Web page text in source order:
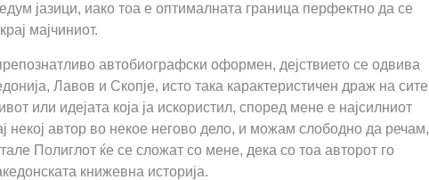
јазици, иако тоа е оптималната граница перфектно да се
мајчиниот.
автобиографски оформен, дејствието се одвива
Лавов и Скопје, исто така карактеристичен драж на сите
или идејата која ја искористил, според мене е најсилниот
некој автор во некое негово дело, и можам слободно да речам,
Полиглот ќе се сложат со мене, дека со тоа авторот го
книжевна историја.